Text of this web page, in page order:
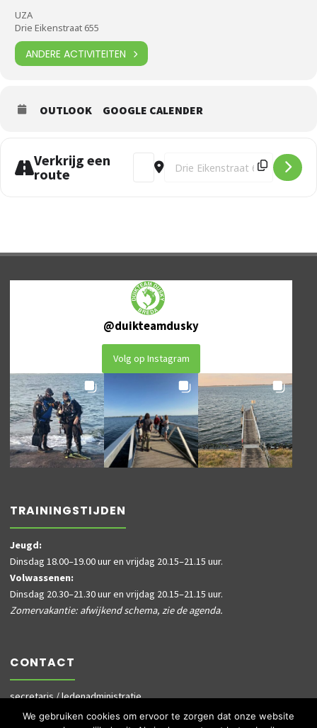
UZA
Drie Eikenstraat 655
ANDERE ACTIVITEITEN
OUTLOOK GOOGLE CALENDER
Verkrijg een
route
Address - Bezoek aan hyperbare
Destination Address - Bezoek
@duikteamdusky
Volg op Instagram
TRAININGSTIJDEN
Jeugd:
Dinsdag 18.00–19.00 uur en vrijdag 20.15–21.15 uur.
Volwassenen:
Dinsdag 20.30–21.30 uur en vrijdag 20.15–21.15 uur.
Zomervakantie: afwijkend schema, zie de agenda.
CONTACT
secretaris / ledenadministratie
informatie@dusky.nl
We gebruiken cookies om ervoor te zorgen dat onze website